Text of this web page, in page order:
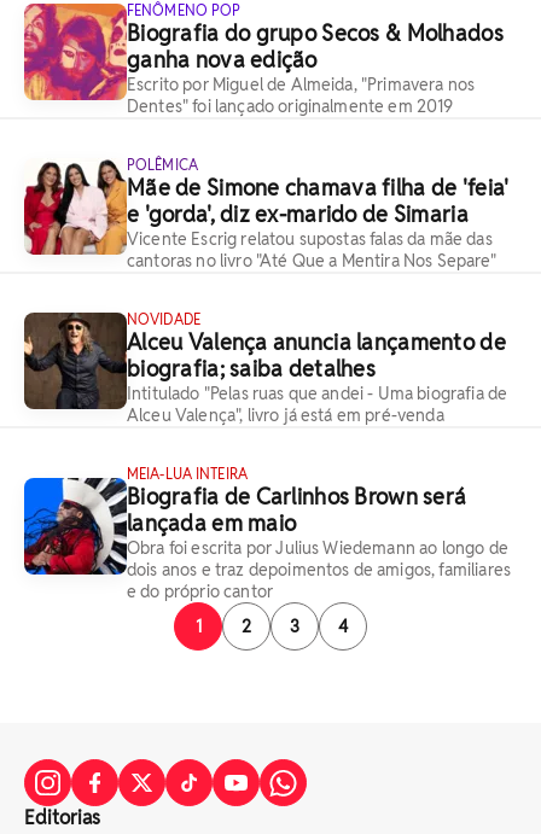
FENÔMENO POP
Biografia do grupo Secos & Molhados
ganha nova edição
Escrito por Miguel de Almeida, "Primavera nos
Dentes" foi lançado originalmente em 2019
POLÊMICA
Mãe de Simone chamava filha de 'feia'
e 'gorda', diz ex-marido de Simaria
Vicente Escrig relatou supostas falas da mãe das
cantoras no livro "Até Que a Mentira Nos Separe"
NOVIDADE
Alceu Valença anuncia lançamento de
biografia; saiba detalhes
Intitulado "Pelas ruas que andei - Uma biografia de
Alceu Valença", livro já está em pré-venda
MEIA-LUA INTEIRA
Biografia de Carlinhos Brown será
lançada em maio
Obra foi escrita por Julius Wiedemann ao longo de
dois anos e traz depoimentos de amigos, familiares
e do próprio cantor
1
2 3 4
Editorias